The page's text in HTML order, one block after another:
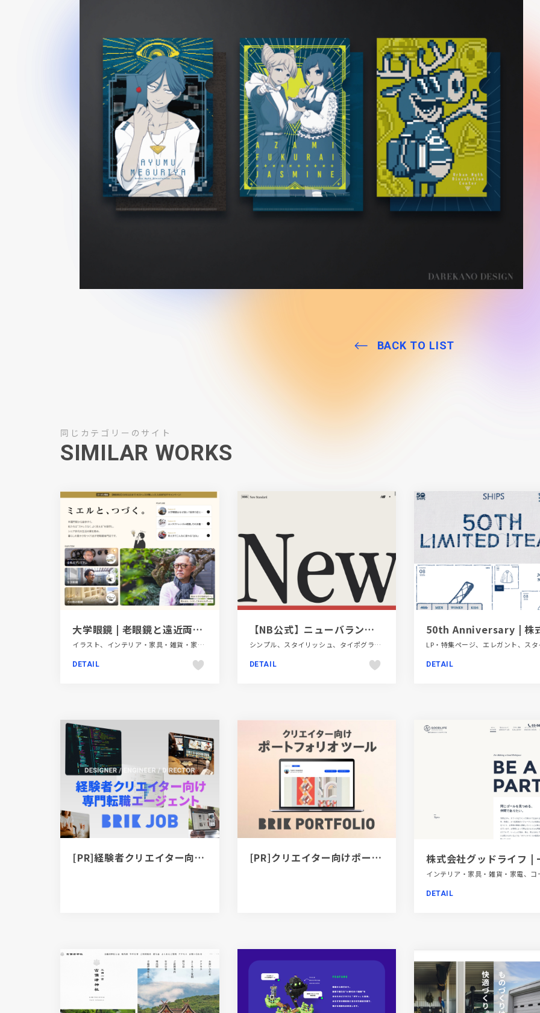
BACK TO LIST
同じカテゴリーのサイト
SIMILAR WORKS
大学眼鏡 | 老眼鏡と遠近両用レンズの専門店 | 半蔵門駅から徒歩すぐ | シニア世代の生活の質を高め、暮らしの豊かさをつくり出します。
イラスト、インテリア・家具・雑貨・家電、スタイリッシュ、ファッション・ビューティー、ブラウン系、ブランド・サービスサイト、大きめ写真
DETAIL
【NB公式】ニューバランス | 996 New Standard
シンプル、スタイリッシュ、タイポグラフィー、ファッション・ビューティー、フラットデザイン、ブランド・サービスサイト、ベージュ・ゴールド系、ホワイト系、モーション多め、商品紹介、大きめ写真
DETAIL DETAIL
[PR]経験者クリエイター向け転職カウンセリング｜デザイナー / ディレクター / エンジニア [PR]クリエイター向けポートフォリオツール｜BRIK PORTFOLIO
DETAIL